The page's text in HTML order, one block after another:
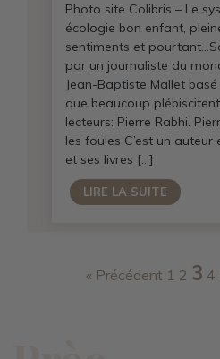
Photo site Colibris – Le
écologie bon enfant,
sentiments et
par un journaliste du
Jean-Baptiste Mallet
que beaucoup
lecteurs: Pierre Rabhi.
les foules C’est un
et ses livres […]
LIRE LA SUITE
« Précédent 1 2 3 4